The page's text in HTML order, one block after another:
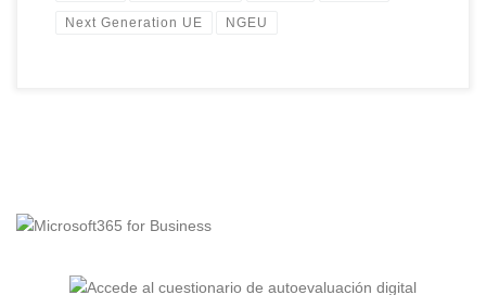
Next Generation UE NGEU